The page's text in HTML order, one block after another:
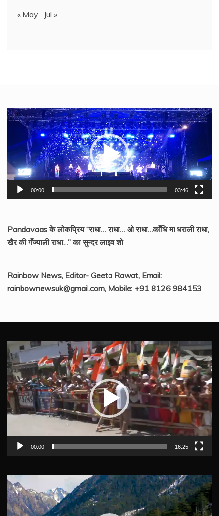
« May Jul »
Video
Player
00:00 03:46
Pandavaas के लोकप्रिय “राधा… राधा… ओ राधा…काँधि मा धराली राधा,
खैर की गँज्याली राधा…” का सुन्दर लाइव शो
Rainbow News, Editor- Geeta Rawat, Email:
rainbownewsuk@gmail.com, Mobile: +91 8126 984153
Video
Player
00:00 16:25
Video
Player